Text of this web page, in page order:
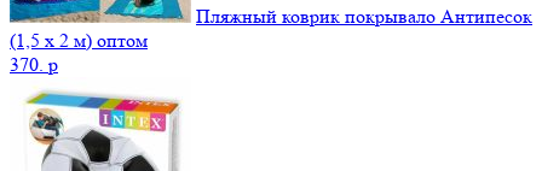
Пляжный коврик покрывало Антипесок
(1,5 х 2 м) оптом
370. p